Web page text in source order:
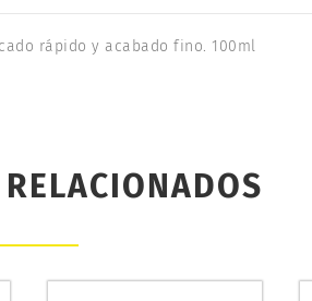
rápido y acabado fino. 100ml